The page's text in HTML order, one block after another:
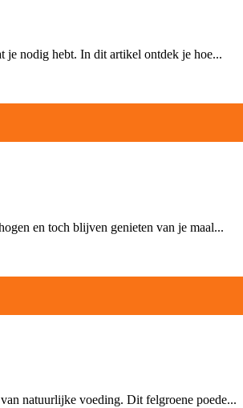
je nodig hebt. In dit artikel ontdek je hoe...
en toch blijven genieten van je maal...
natuurlijke voeding. Dit felgroene poede...